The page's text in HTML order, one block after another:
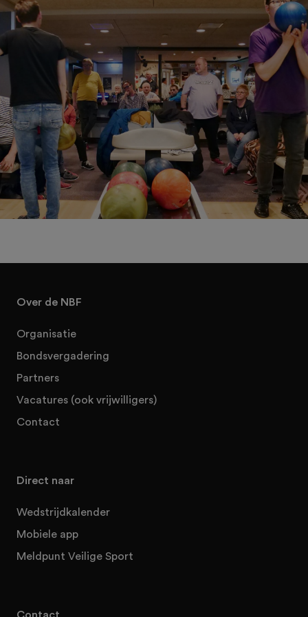
Over de NBF
Organisatie
Bondsvergadering
Partners
Vacatures (ook vrijwilligers)
Contact
Direct naar
Wedstrijdkalender
Mobiele app
Meldpunt Veilige Sport